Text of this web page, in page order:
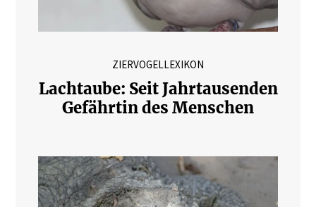
ZIERVOGELLEXIKON
Lachtaube: Seit Jahrtausenden
Gefährtin des Menschen